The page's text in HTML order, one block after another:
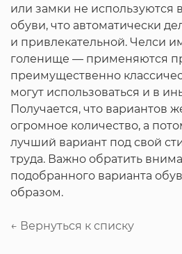
или замки не используются
обуви, что автоматически
и привлекательной. Челси
голенище — применяются
преимущественно
могут использоваться и в
Получается, что вариантов
огромное количество, а
лучший вариант под свой
труда. Важно обратить
подобранного варианта
образом.
← Вернуться к списку